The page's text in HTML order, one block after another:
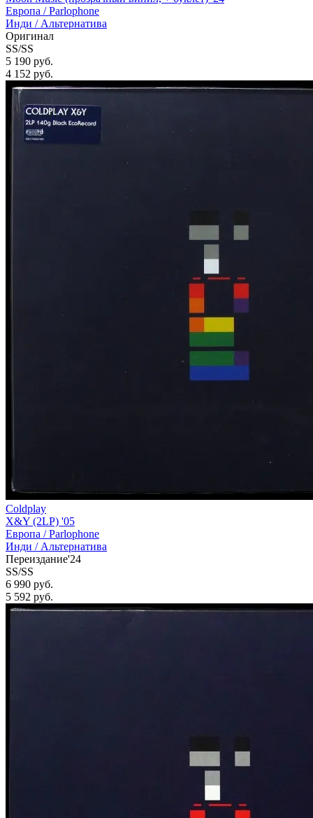
Европа /Parlophone
Инди / Альтернатива
Оригинал
SS/SS
5 190 руб.
4 152 руб.
Coldplay
X&Y (2LP) '05
Европа /Parlophone
Инди / Альтернатива
Переиздание'24
SS/SS
6 990 руб.
5 592 руб.